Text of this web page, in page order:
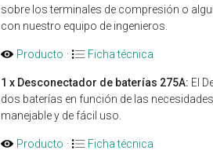
sobre los terminales de compresión o
con nuestro equipo de ingenieros.
Producto · Ficha técnica
1 x Desconectador de baterías 275A: El
dos baterías en función de las
manejable y de fácil uso.
Producto · Ficha técnica